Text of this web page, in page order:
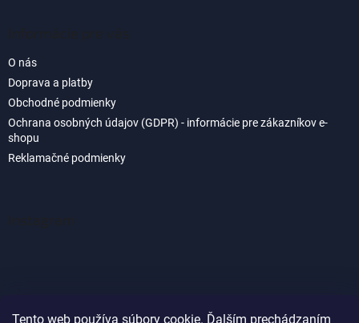
Tento web používa súbory cookie. Ďalším prechádzaním
O nás
Doprava a platby
Obchodné podmienky
Ochrana osobných údajov (GDPR) - informácie pre zákazníkov e-
shopu
Reklamačné podmienky